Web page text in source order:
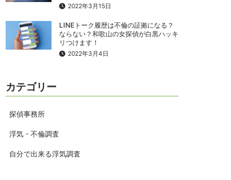
2022年3月15日
LINEトーク履歴は不倫の証拠になる？
ならない？和歌山の女探偵が白黒ハッキ
リつけます！
2022年3月4日
カテゴリー
探偵事務所
浮気・不倫調査
自分で出来る浮気調査